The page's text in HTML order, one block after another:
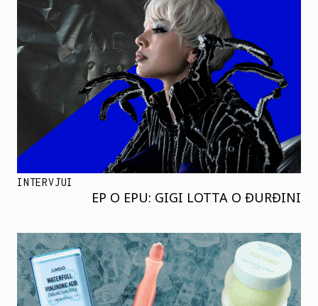
INTERVJUI
EP O EPU: GIGI LOTTA O ĐURĐINI